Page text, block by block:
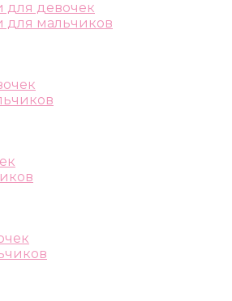
для девочек
для мальчиков